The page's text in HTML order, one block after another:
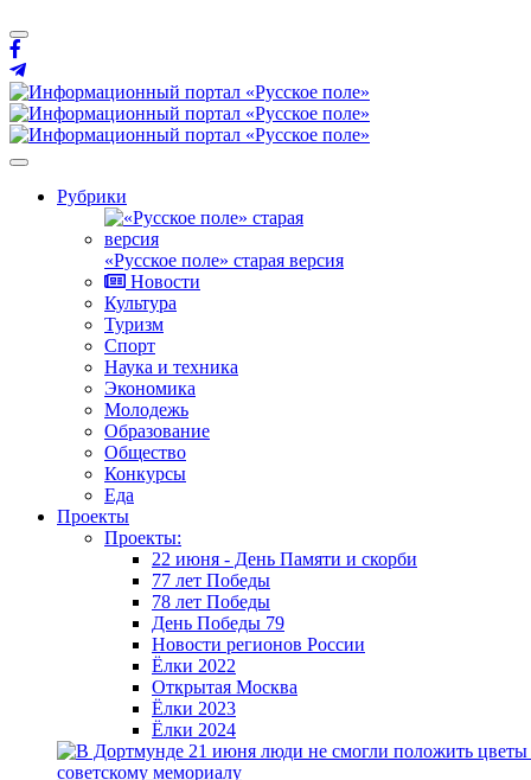
Рубрики
«Русское поле» старая версия
Новости
Культура
Туризм
Спорт
Наука и техника
Экономика
Молодежь
Образование
Общество
Конкурсы
Еда
Проекты
Проекты:
22 июня - День Памяти и скорби
77 лет Победы
78 лет Победы
День Победы 79
Новости регионов России
Ёлки 2022
Открытая Москва
Ёлки 2023
Ёлки 2024